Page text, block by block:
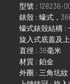
型號 : 128236-
錶殼 : 蠔式，
蠔式錶殼結構 :
旋入式底蓋及
直徑 : 36毫米
材質 : 鉑金
外圈 : 三角坑紋